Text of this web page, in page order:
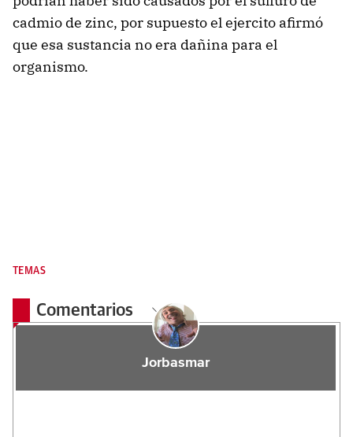
cadmio de zinc, por supuesto el ejercito afirmó
que esa sustancia no era dañina para el
organismo.
TEMAS
Comentarios
Jorbasmar